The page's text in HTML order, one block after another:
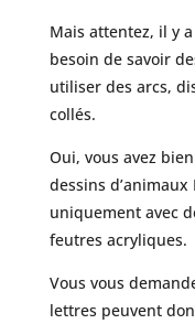
Mais attentez, il y
besoin de savoir
utiliser des arcs,
collés.
Oui, vous avez
dessins
uniquement avec
feutres acryliques.
Vous vous
lettres peuvent